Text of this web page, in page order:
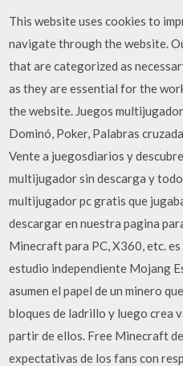
This website uses cookies to
navigate through the website.
that are categorized as
as they are essential for the
the website. Juegos
Dominó, Poker, Palabras
Vente a juegosdiarios y
multijugador sin descarga y
multijugador pc gratis que
descargar en nuestra pagina
Minecraft para PC, X360, etc.
estudio independiente Mojang
asumen el papel de un minero
bloques de ladrillo y luego crea
partir de ellos. Free Minecraft
expectativas de los fans con